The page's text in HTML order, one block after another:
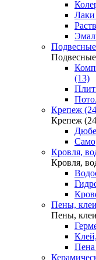
(13)
Крепеж
Крепеж
Кровля,
Кровля,
Пены,
Пены,
Пена